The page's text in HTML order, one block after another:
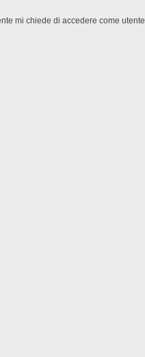
mi chiede di accedere come utente